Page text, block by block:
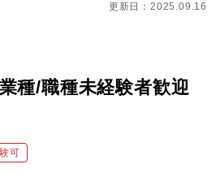
更新日：2025.09.16
/職種未経験者歓迎
可